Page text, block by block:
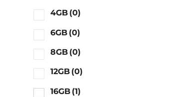
4GB (0)
6GB (0)
8GB (0)
12GB (0)
16GB (1)